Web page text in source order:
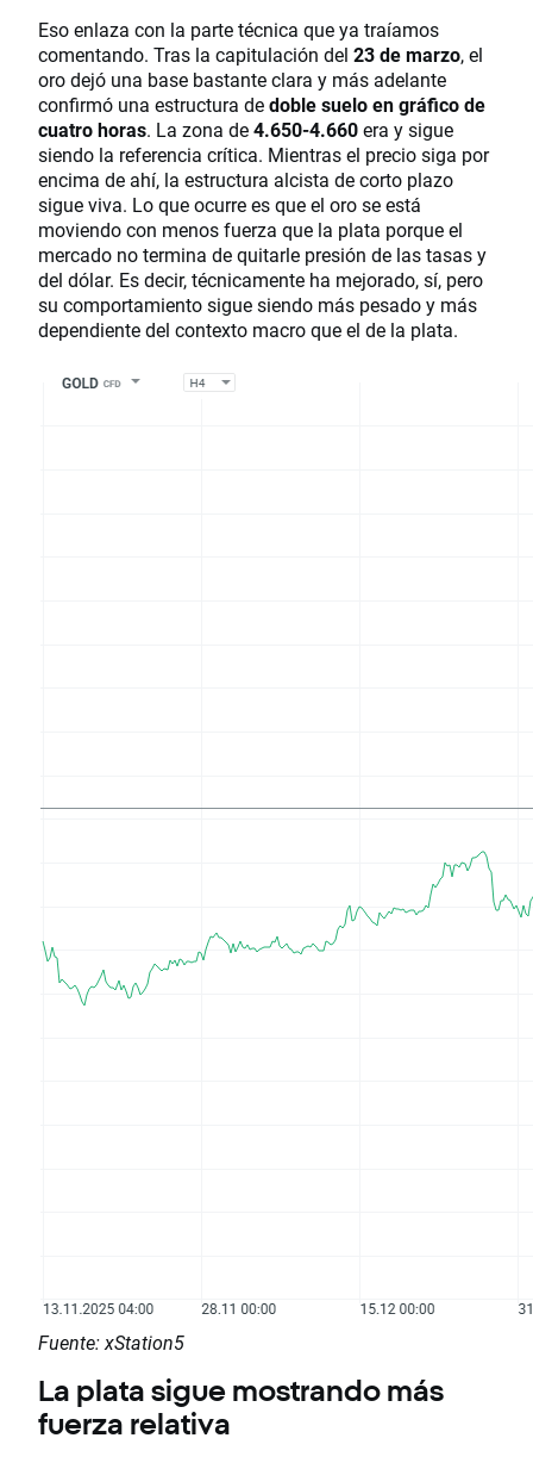
Eso enlaza con la parte técnica que ya traíamos
comentando. Tras la capitulación del 23 de marzo, el
oro dejó una base bastante clara y más adelante
confirmó una estructura dedoble suelo en gráfico de
cuatro horas. La zona de4.650-4.660era y sigue
siendo la referencia crítica. Mientras el precio siga por
encima de ahí, la estructura alcista de corto plazo
sigue viva. Lo que ocurre es que el oro se está
moviendo con menos fuerza que la plata porque el
mercado no termina de quitarle presión de las tasas y
del dólar. Es decir, técnicamente ha mejorado, sí, pero
su comportamiento sigue siendo más pesado y más
dependiente del contexto macro que el de la plata.
Fuente: xStation5
La plata sigue mostrando más
fuerza relativa